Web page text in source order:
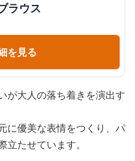
ラウス
を見る
が大人の落ち着きを演出す
に優美な表情をつくり、パ
たせています。